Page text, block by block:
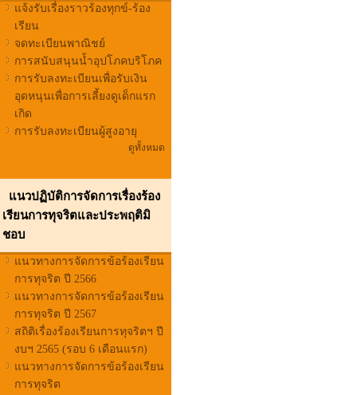
แจ้งรับเรื่องราวร้องทุกข์-ร้อง
เรียน
จดทะเบียนพาณิชย์
การสนับสนุนน้ำอุปโภคบริโภค
การรับลงทะเบียนเพื่อรับเงิน
อุดหนุนเพื่อการเลี้ยงดูเด็กแรก
เกิด
การรับลงทะเบียนผู้สูงอายุ
ดูทั้งหมด
แนวปฏิบัติการจัดการเรื่องร้อง
เรียนการทุจริตและประพฤติมิ
ชอบ
แนวทางการจัดการข้อร้องเรียน
การทุจริต ปี 2566
แนวทางการจัดการข้อร้องเรียน
การทุจริต ปี 2567
สถิติเรื่องร้องเรียนการทุจริตฯ ปี
งบฯ 2565 (รอบ 6 เดือนแรก)
แนวทางการจัดการข้อร้องเรียน
การทุจริต